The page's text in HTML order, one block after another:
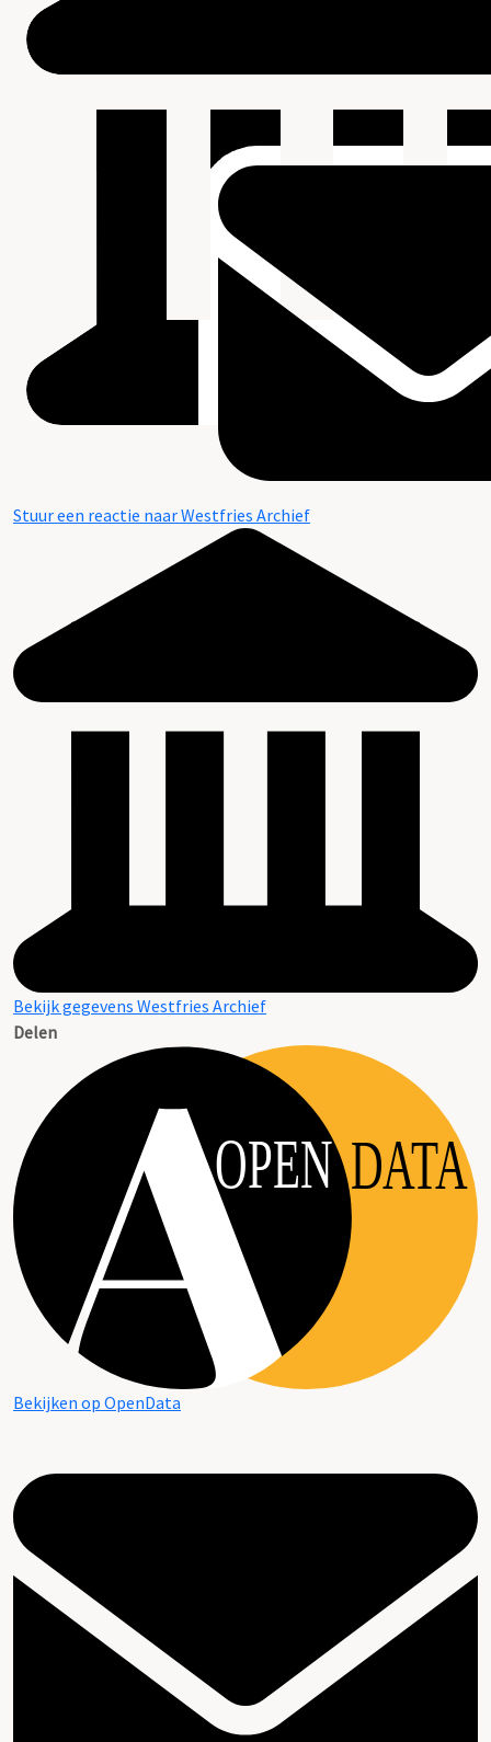
Stuur een reactie naar Westfries Archief
Bekijk gegevens Westfries Archief
Delen
OPEN DATA
Bekijken op OpenData